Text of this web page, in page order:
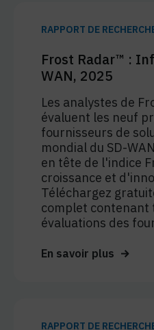
RAPPORT DE
Frost Radar™ :
WAN, 2025
Les analystes de
évaluent les neuf
fournisseurs de
mondial du SD-
en tête de l'indice
croissance et
Téléchargez
complet contenant
évaluations des
En savoir plus
RAPPORT DE